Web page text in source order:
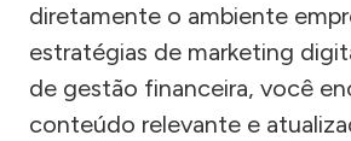
diretamente o ambiente
estratégias de marketing
de gestão financeira, você
conteúdo relevante e